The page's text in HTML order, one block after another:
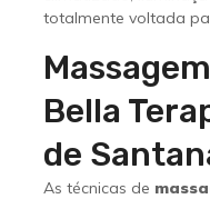
totalmente voltada
Bella
de
As técnicas de